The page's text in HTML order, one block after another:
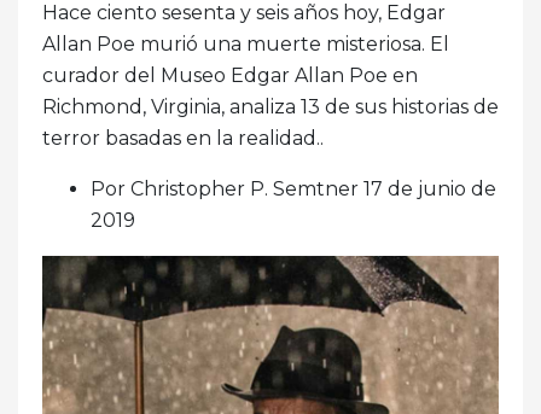
Hace ciento sesenta y seis años hoy, Edgar
Allan Poe murió una muerte misteriosa. El
curador del Museo Edgar Allan Poe en
Richmond, Virginia, analiza 13 de sus historias de
terror basadas en la realidad..
Por Christopher P. Semtner 17 de junio de
2019